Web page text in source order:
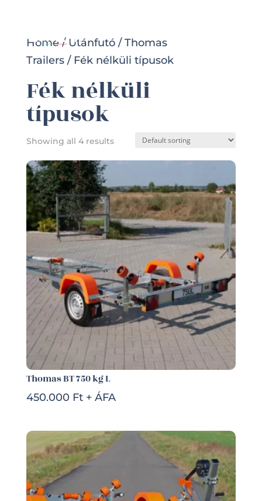
Home/Utánfutó/Thomas
Trailers/ Fék nélküli típusok
Fék nélküli
típusok
Showing all 4 results
Thomas BT 750 kg L
450.000 Ft + ÁFA